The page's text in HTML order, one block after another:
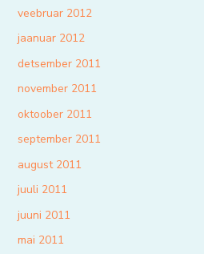
veebruar 2012
jaanuar 2012
detsember 2011
november 2011
oktoober 2011
september 2011
august 2011
juuli 2011
juuni 2011
mai 2011